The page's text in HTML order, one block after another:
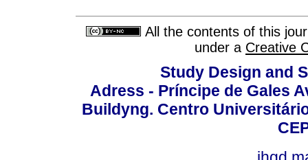
All the contents of this
under a Creative
Study Design and
Adress - Príncipe de Gales
Buildyng. Centro